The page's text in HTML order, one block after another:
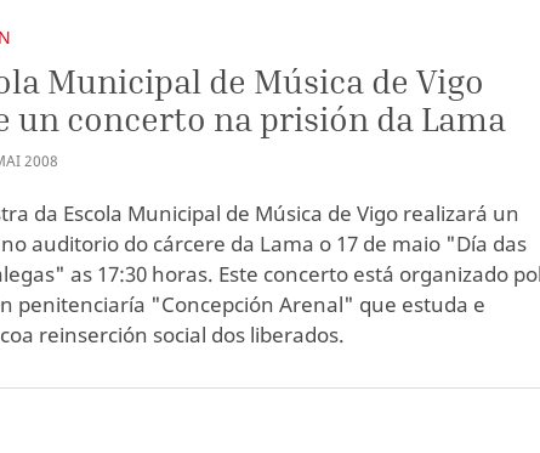
Municipal de Música de Vigo
un concerto na prisión da Lama
2008
da Escola Municipal de Música de Vigo realizará un
auditorio do cárcere da Lama o 17 de maio "Día das
as 17:30 horas. Este concerto está organizado
penitenciaría "Concepción Arenal" que estuda e
reinserción social dos liberados.